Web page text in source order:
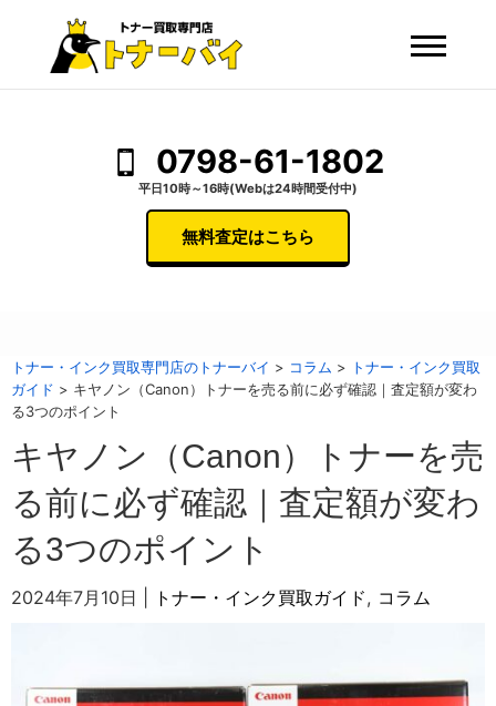
0798-61-1802
平日10時～16時(Webは24時間受付中)
無料査定はこちら
トナー・インク買取専門店のトナーバイ > コラム > トナー・インク買取
ガイド > キヤノン（Canon）トナーを売る前に必ず確認｜査定額が変わ
る3つのポイント
キヤノン（Canon）トナーを売
る前に必ず確認｜査定額が変わ
る3つのポイント
2024年7月10日 トナー・インク買取ガイド, コラム